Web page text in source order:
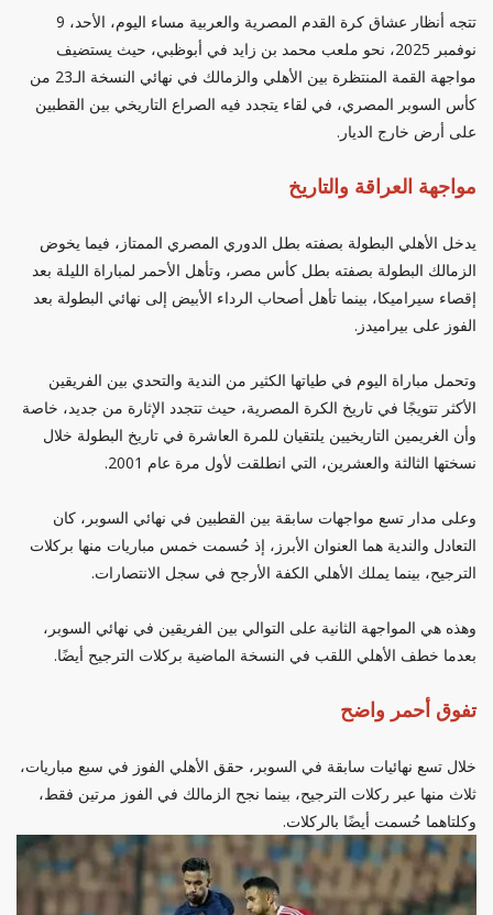
تتجه أنظار عشاق كرة القدم المصرية والعربية مساء اليوم، الأحد، 9
نوفمبر 2025، نحو ملعب محمد بن زايد في أبوظبي، حيث يستضيف
مواجهة القمة المنتظرة بين الأهلي والزمالك في نهائي النسخة الـ23 من
كأس السوبر المصري، في لقاء يتجدد فيه الصراع التاريخي بين القطبين
على أرض خارج الديار.
مواجهة العراقة والتاريخ
يدخل الأهلي البطولة بصفته بطل الدوري المصري الممتاز، فيما يخوض
الزمالك البطولة بصفته بطل كأس مصر، وتأهل الأحمر لمباراة الليلة بعد
إقصاء سيراميكا، بينما تأهل أصحاب الرداء الأبيض إلى نهائي البطولة بعد
الفوز على بيراميدز.
وتحمل مباراة اليوم في طياتها الكثير من الندية والتحدي بين الفريقين
الأكثر تتويجًا في تاريخ الكرة المصرية، حيث تتجدد الإثارة من جديد، خاصة
وأن الغريمين التاريخيين يلتقيان للمرة العاشرة في تاريخ البطولة خلال
نسختها الثالثة والعشرين، التي انطلقت لأول مرة عام 2001.
وعلى مدار تسع مواجهات سابقة بين القطبين في نهائي السوبر، كان
التعادل والندية هما العنوان الأبرز، إذ حُسمت خمس مباريات منها بركلات
الترجيح، بينما يملك الأهلي الكفة الأرجح في سجل الانتصارات.
وهذه هي المواجهة الثانية على التوالي بين الفريقين في نهائي السوبر،
بعدما خطف الأهلي اللقب في النسخة الماضية بركلات الترجيح أيضًا.
تفوق أحمر واضح
خلال تسع نهائيات سابقة في السوبر، حقق الأهلي الفوز في سبع مباريات،
ثلاث منها عبر ركلات الترجيح، بينما نجح الزمالك في الفوز مرتين فقط،
وكلتاهما حُسمت أيضًا بالركلات.